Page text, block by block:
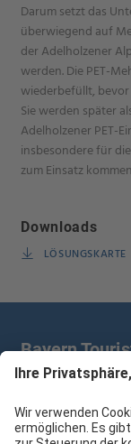
Darum setzt das
überwiegend auf
der Adelholzener
werden. Die PET-
wiederbefüllt,
Sie werden später
Adelholzener PET-
insbesondere für
zum Einsatz
Downloads
LÖSUNGSKARTE
Bayern
Prinz-Ludwig-Palais